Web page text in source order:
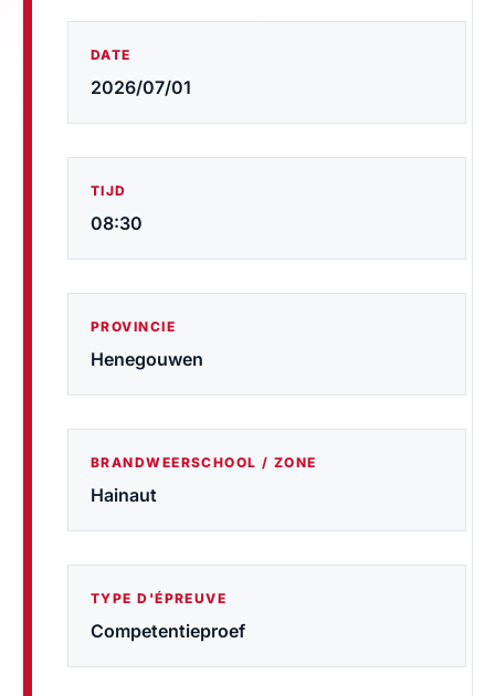
DATE
2026/07/01
TIJD
08:30
PROVINCIE
Henegouwen
BRANDWEERSCHOOL / ZONE
Hainaut
TYPE D'ÉPREUVE
Competentieproef